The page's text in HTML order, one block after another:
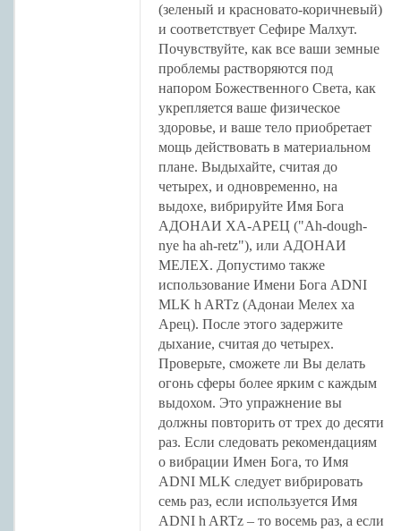
(зеленый и красновато-коричневый)
и соответствует Сефире Малхут.
Почувствуйте, как все ваши земные
проблемы растворяются под
напором Божественного Света, как
укрепляется ваше физическое
здоровье, и ваше тело приобретает
мощь действовать в материальном
плане. Выдыхайте, считая до
четырех, и одновременно, на
выдохе, вибрируйте Имя Бога
АДОНАИ ХА-АРЕЦ ("Ah-dough-
nye ha ah-retz"), или АДОНАИ
МЕЛЕХ. Допустимо также
использование Имени Бога ADNI
MLK h ARTz (Адонаи Мелех ха
Арец). После этого задержите
дыхание, считая до четырех.
Проверьте, сможете ли Вы делать
огонь сферы более ярким с каждым
выдохом. Это упражнение вы
должны повторить от трех до десяти
раз. Если следовать рекомендациям
о вибрации Имен Бога, то Имя
ADNI MLK следует вибрировать
семь раз, если используется Имя
ADNI h ARTz – то восемь раз, а если